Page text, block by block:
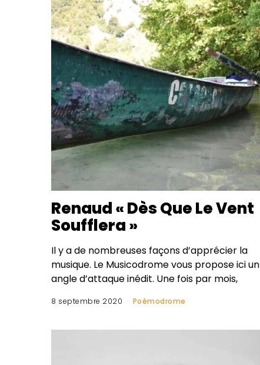
Renaud « Dès Que Le Vent
Soufflera »
Il y a de nombreuses façons d’apprécier la
musique. Le Musicodrome vous propose ici un
angle d’attaque inédit. Une fois par mois,
8 septembre 2020 Poèmodrome